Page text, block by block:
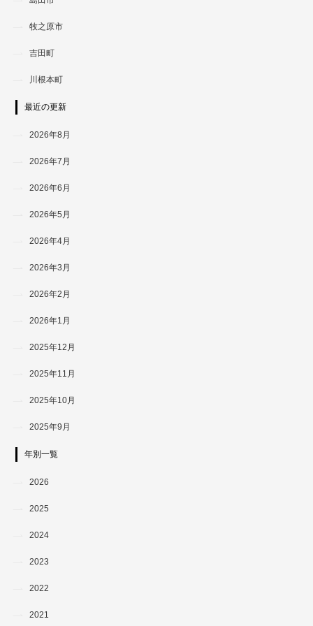
牧之原市
吉田町
川根本町
最近の更新
2026年8月
2026年7月
2026年6月
2026年5月
2026年4月
2026年3月
2026年2月
2026年1月
2025年12月
2025年11月
2025年10月
2025年9月
年別一覧
2026
2025
2024
2023
2022
2021